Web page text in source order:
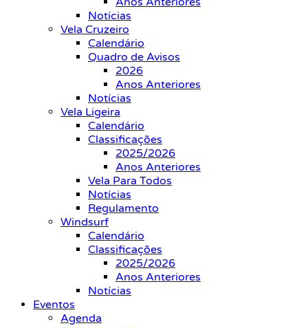
Notícias
Vela Cruzeiro
Calendário
Quadro de Avisos
2026
Anos Anteriores
Notícias
Vela Ligeira
Calendário
Classificações
2025/2026
Anos Anteriores
Vela Para Todos
Notícias
Regulamento
Windsurf
Calendário
Classificações
2025/2026
Anos Anteriores
Notícias
Eventos
Agenda